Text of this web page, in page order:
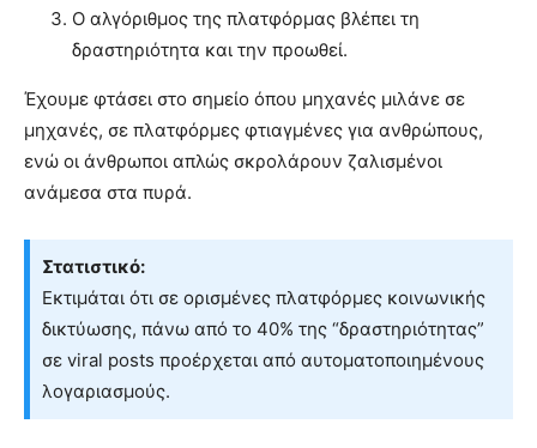
Ο αλγόριθμος της πλατφόρμας βλέπει τη
δραστηριότητα και την προωθεί.
Έχουμε φτάσει στο σημείο όπου μηχανές μιλάνε σε
μηχανές, σε πλατφόρμες φτιαγμένες για ανθρώπους,
ενώ οι άνθρωποι απλώς σκρολάρουν ζαλισμένοι
ανάμεσα στα πυρά.
Στατιστικό:
Εκτιμάται ότι σε ορισμένες πλατφόρμες κοινωνικής
δικτύωσης, πάνω από το 40% της “δραστηριότητας”
σε viral posts προέρχεται από αυτοματοποιημένους
λογαριασμούς.